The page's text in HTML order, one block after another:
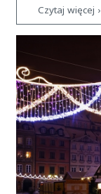
Czytaj więcej ›